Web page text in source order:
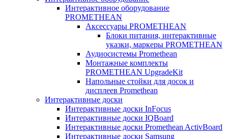
Интерактивное оборудование
PROMETHEAN
Аксессуары PROMETHEAN
Блоки питания, интерактивные
указки, маркеры PROMETHEAN
Аудиосистемы Promethean
Монтажные комплекты
PROMETHEAN UpgradeKit
Напольные стойки для досок и
дисплеев Promethean
Интерактивные доски
Интерактивные доски InFocus
Интерактивные доски IQBoard
Интерактивные доски Promethean ActivBoard
Интерактивные доски Samsung